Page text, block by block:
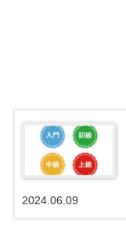
2024.06.09